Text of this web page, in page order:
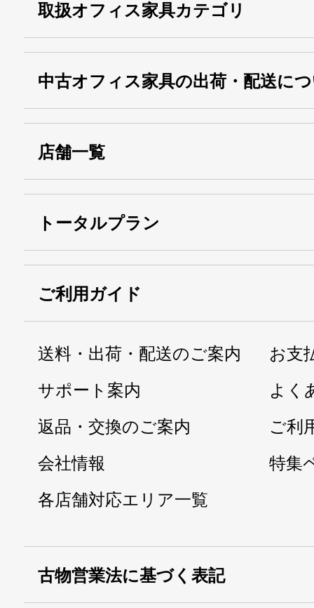
取扱オフィス家具カテゴリ
中古オフィス家具の出荷・配送に
店舗一覧
トータルプラン
ご利用ガイド
送料・出荷・配送のご案内
お支
サポート案内
よく
返品・交換のご案内
ご利
会社情報
特集
各店舗対応エリア一覧
古物営業法に基づく表記